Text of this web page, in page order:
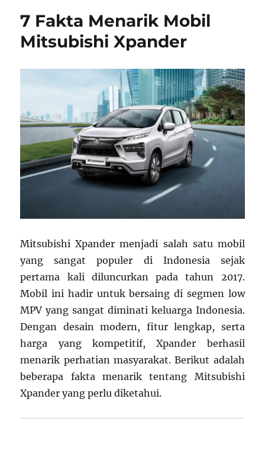
7 Fakta Menarik Mobil
Mitsubishi Xpander
Mitsubishi Xpander menjadi salah satu mobil
yang sangat populer di Indonesia sejak
pertama kali diluncurkan pada tahun 2017.
Mobil ini hadir untuk bersaing di segmen low
MPV yang sangat diminati keluarga Indonesia.
Dengan desain modern, fitur lengkap, serta
harga yang kompetitif, Xpander berhasil
menarik perhatian masyarakat. Berikut adalah
beberapa fakta menarik tentang Mitsubishi
Xpander yang perlu diketahui.